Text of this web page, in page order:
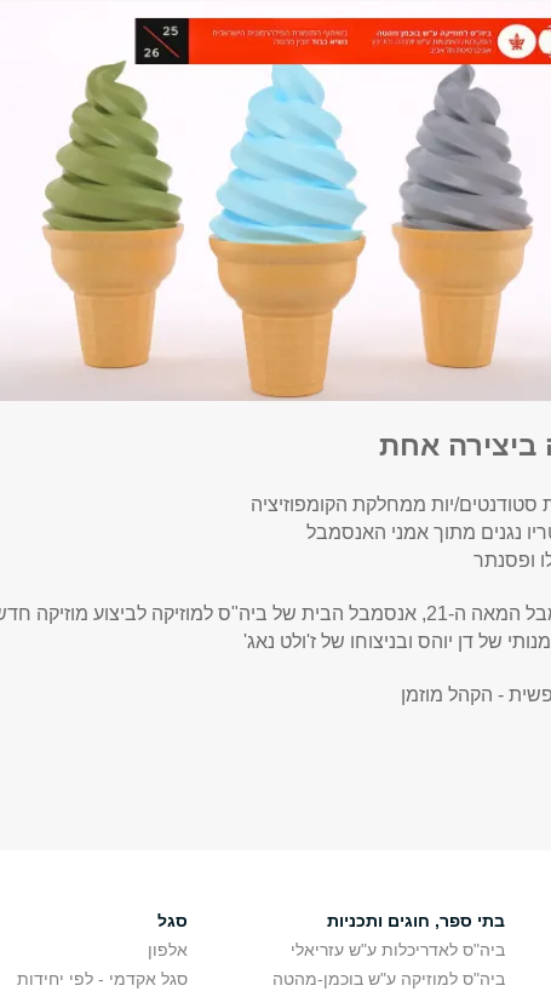
ביצירה אחת
סטודנטים/יות ממחלקת הקומפוזיציה
נגנים מתוך אמני האנסמבל
ופסנתר
של ביה"ס למוזיקה לביצוע מוזיקה חדשה
של דן יוהס ובניצוחו של ז'ולט נאג'
- הקהל מוזמן
בתי ספר, חוגים ותכניות
ביה"ס לאדריכלות ע"ש עזריאלי
ביה"ס למוזיקה ע"ש בוכמן-מהטה
סגל
אלפון
סגל אקדמי - לפי יחידות